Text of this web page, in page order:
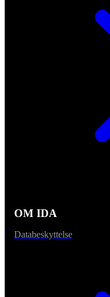
OM IDA
Databeskyttelse